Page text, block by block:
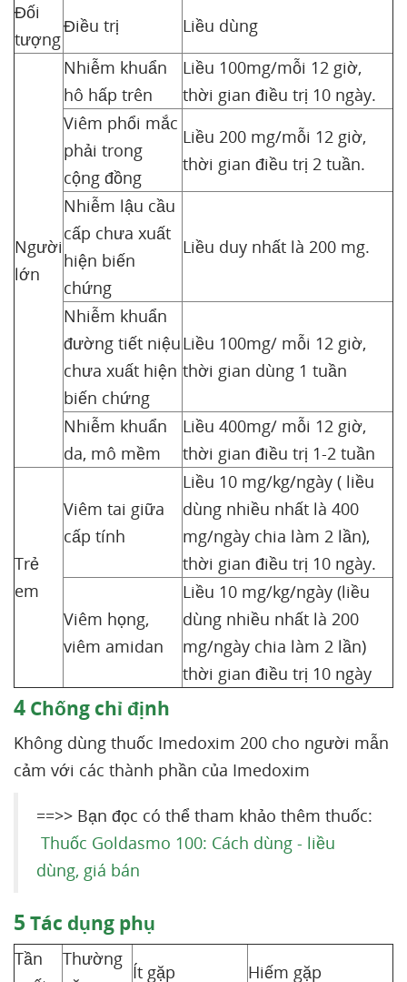
Đối
tượng
Điều trị Liều dùng
Người
lớn
Nhiễm khuẩn
hô hấp trên
Liều 100mg/mỗi 12 giờ,
thời gian điều trị 10 ngày.
Viêm phổi mắc
phải trong
cộng đồng
Liều 200 mg/mỗi 12 giờ,
thời gian điều trị 2 tuần.
Nhiễm lậu cầu
cấp chưa xuất
hiện biến
chứng
Liều duy nhất là 200 mg.
Nhiễm khuẩn
đường tiết niệu
chưa xuất hiện
biến chứng
Liều 100mg/ mỗi 12 giờ,
thời gian dùng 1 tuần
Nhiễm khuẩn
da, mô mềm
Liều 400mg/ mỗi 12 giờ,
thời gian điều trị 1-2 tuần
Trẻ
em
Viêm tai giữa
cấp tính
Liều 10 mg/kg/ngày ( liều
dùng nhiều nhất là 400
mg/ngày chia làm 2 lần),
thời gian điều trị 10 ngày.
Viêm họng,
viêm amidan
Liều 10 mg/kg/ngày (liều
dùng nhiều nhất là 200
mg/ngày chia làm 2 lần)
thời gian điều trị 10 ngày
4 Chống chỉ định
Không dùng thuốc Imedoxim 200 cho người mẫn
cảm với các thành phần của Imedoxim
==>> Bạn đọc có thể tham khảo thêm thuốc:
Thuốc Goldasmo 100: Cách dùng - liều
dùng, giá bán
5 Tác dụng phụ
Tần
Thường
Ít gặp Hiếm gặp